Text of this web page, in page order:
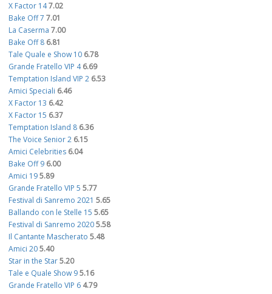
X Factor 147.02
Bake Off 7 7.01
La Caserma 7.00
Bake Off 8 6.81
Tale Quale e Show 10 6.78
Grande Fratello VIP 4 6.69
Temptation Island VIP 2 6.53
Amici Speciali 6.46
X Factor 13 6.42
X Factor 15 6.37
Temptation Island 8 6.36
The Voice Senior 2 6.15
Amici Celebrities 6.04
Bake Off 9 6.00
Amici 195.89
Grande Fratello VIP 5 5.77
Festival di Sanremo 2021 5.65
Ballando con le Stelle 15 5.65
Festival di Sanremo 20205.58
Il Cantante Mascherato 5.48
Amici 205.40
Star in the Star5.20
Tale e Quale Show 95.16
Grande Fratello VIP 6 4.79